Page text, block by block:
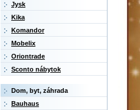
Jysk
Kika
Komandor
Mobelix
Oriontrade
Sconto nábytok
Dom, byt, záhrada
Bauhaus